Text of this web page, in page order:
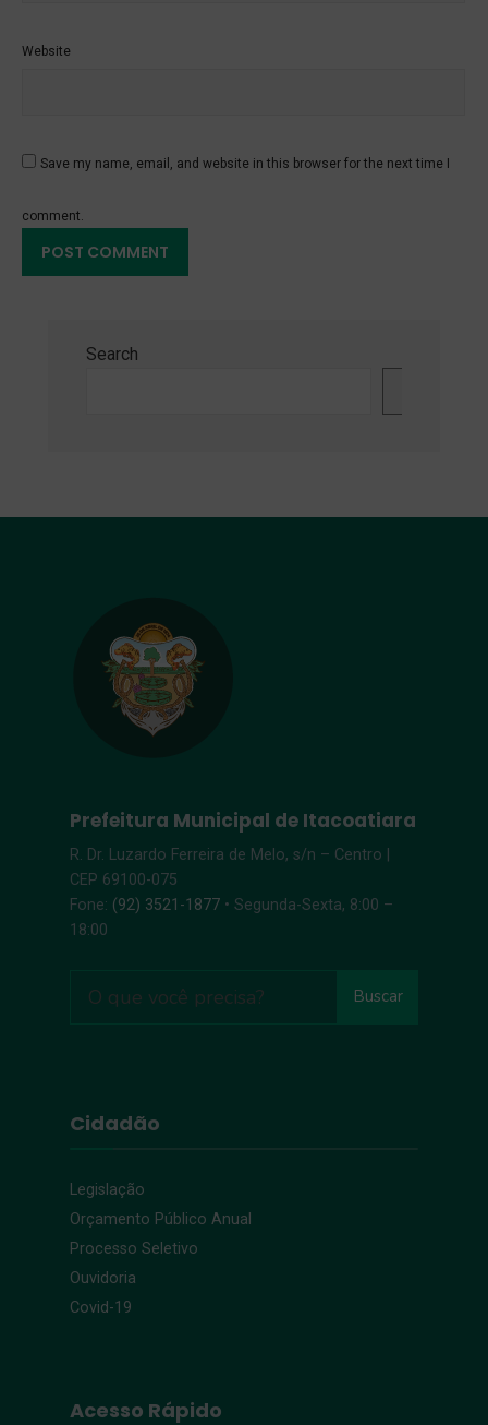
Website
Save my name, email, and website in this browser for the next time I
comment.
Search
Prefeitura Municipal de Itacoatiara
R. Dr. Luzardo Ferreira de Melo, s/n – Centro |
CEP 69100-075
Fone: (92) 3521-1877 • Segunda-Sexta, 8:00 –
18:00
Buscar
Cidadão
Legislação
Orçamento Público Anual
Processo Seletivo
Ouvidoria
Covid-19
Acesso Rápido